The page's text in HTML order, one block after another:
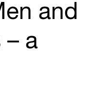
and
– a